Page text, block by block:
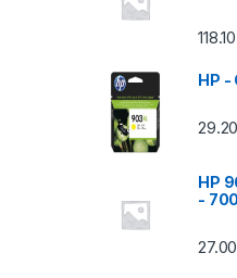
HP -
HP
-